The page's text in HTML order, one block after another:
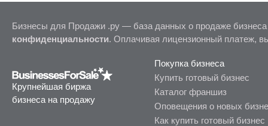
Бизнесы для Продажи .ру — база данных о продаже
конфиденциальности. Оплачивая лицензионный платеж,
Крупнейшая биржа
бизнеса на продажу
Покупка бизнеса
Купить готовый бизнес
Каталог франшиз
Оповещения о новых
Как купить готовый бизнес